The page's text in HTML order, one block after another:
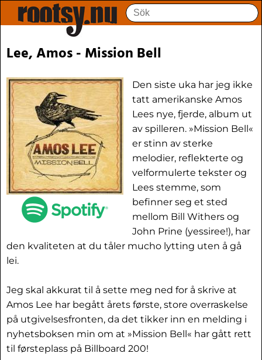
Lee, Amos - Mission Bell
Den siste uka har jeg ikke
tatt amerikanske Amos
Lees nye, fjerde, album ut
av spilleren. »Mission Bell«
er stinn av sterke
melodier, reflekterte og
velformulerte tekster og
Lees stemme, som
befinner seg et sted
mellom Bill Withers og
John Prine (yessiree!), har
den kvaliteten at du tåler mucho lytting uten å gå
lei.
Jeg skal akkurat til å sette meg ned for å skrive at
Amos Lee har begått årets første, store overraskelse
på utgivelsesfronten, da det tikker inn en melding i
nyhetsboksen min om at »Mission Bell« har gått rett
til førsteplass på Billboard 200!